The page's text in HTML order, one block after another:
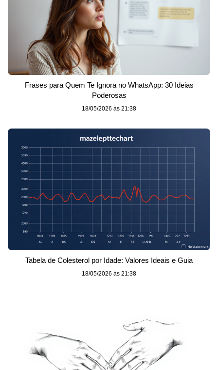
Frases para Quem Te Ignora no WhatsApp: 30 Ideias
Poderosas
18/05/2026 às 21:38
Tabela de Colesterol por Idade: Valores Ideais e Guia
18/05/2026 às 21:38